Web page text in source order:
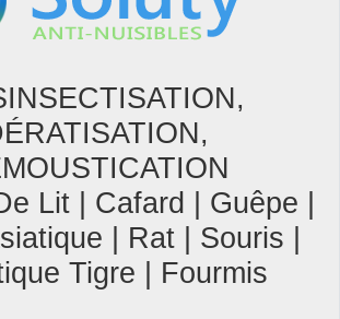
Lit | Cafard | Guêpe |
| Rat | Souris |
Tigre | Fourmis